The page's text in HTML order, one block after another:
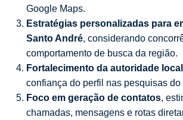
Google Maps.
Estratégias personalizadas para
Santo André, considerando
comportamento de busca da região.
Fortalecimento da autoridade local
confiança do perfil nas pesquisas do
Foco em geração de contatos,
chamadas, mensagens e rotas